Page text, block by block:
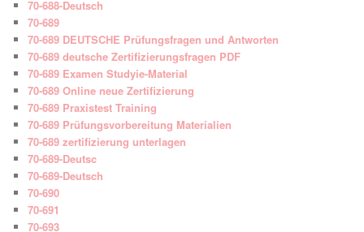
70-688-Deutsch
70-689
70-689 DEUTSCHE Prüfungsfragen und Antworten
70-689 deutsche Zertifizierungsfragen PDF
70-689 Examen Studyie-Material
70-689 Online neue Zertifizierung
70-689 Praxistest Training
70-689 Prüfungsvorbereitung Materialien
70-689 zertifizierung unterlagen
70-689-Deutsc
70-689-Deutsch
70-690
70-691
70-693